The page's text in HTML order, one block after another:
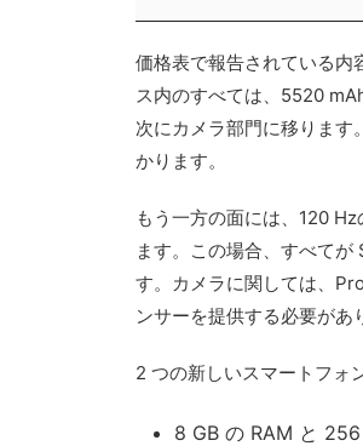
価格表で報告されている内
ス内のすべては、5520
次にカメラ部門に移りま
かります。
もう一方の面には、120
ます。この場合、すべて
す。カメラに関しては、
ンサーを提供する必要があ
2 つの新しいスマートフォ
8 GB の RAM と